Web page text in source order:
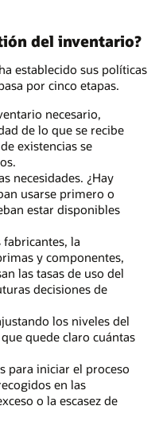
del inventario?
establecido sus políticas
por cinco etapas.
necesario,
de lo que se recibe
existencias se
necesidades. ¿Hay
usarse primero o
estar disponibles
la
y componentes,
las tasas de uso del
decisiones de
los niveles del
quede claro cuántas
para iniciar el proceso
en las
o la escasez de